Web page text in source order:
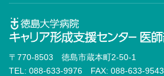
〒770-8503 徳島市蔵本町2-50-1
TEL: 088-633-9976 FAX: 088-633-9543